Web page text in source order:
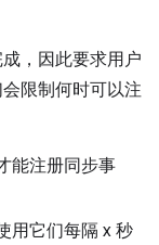
，因此要求用户
限制何时可以注
能注册同步事
用它们每隔 x 秒